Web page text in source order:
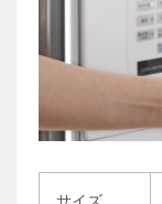
サイズ